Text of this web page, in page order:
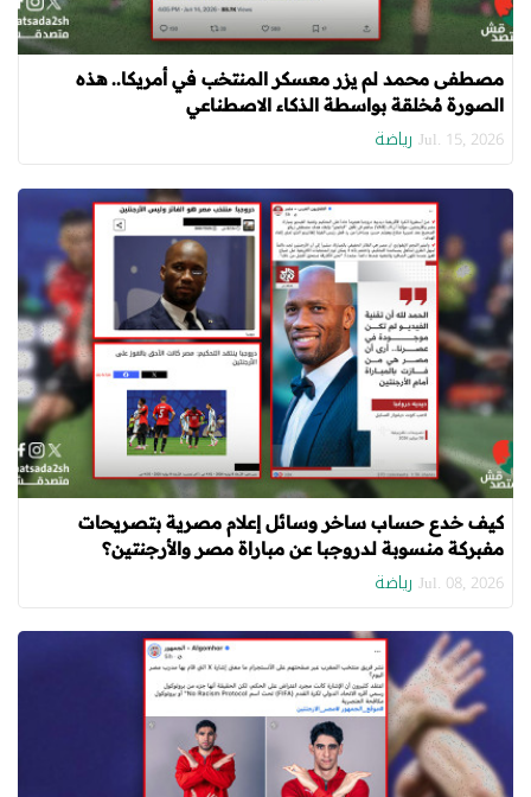
مصطفى محمد لم يزر معسكر المنتخب في أمريكا.. هذه
الصورة مُخلقة بواسطة الذكاء الاصطناعي
Jul. 15, 2026 رياضة
كيف خدع حساب ساخر وسائل إعلام مصرية بتصريحات
مفبركة منسوبة لدروجبا عن مباراة مصر والأرجنتين؟
Jul. 08, 2026 رياضة